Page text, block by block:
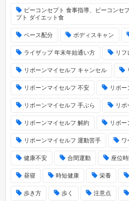
ビーコンセプト 食事指導、ビーコンセ
プト ダイエット食
ペース配分 ボディスキャン
ライザップ 年末年始通い方 リフ
リボーンマイセルフ キャンセル
リボーンマイセルフ 不安 リボー
リボーンマイセルフ 手ぶら リボ
リボーンマイセルフ 解約 リボ
リボーンマイセルフ 運動苦手 ワ
健康不安 合間運動 座位
昼寝 時短健康 栄養
歩き方 歩く 注意点